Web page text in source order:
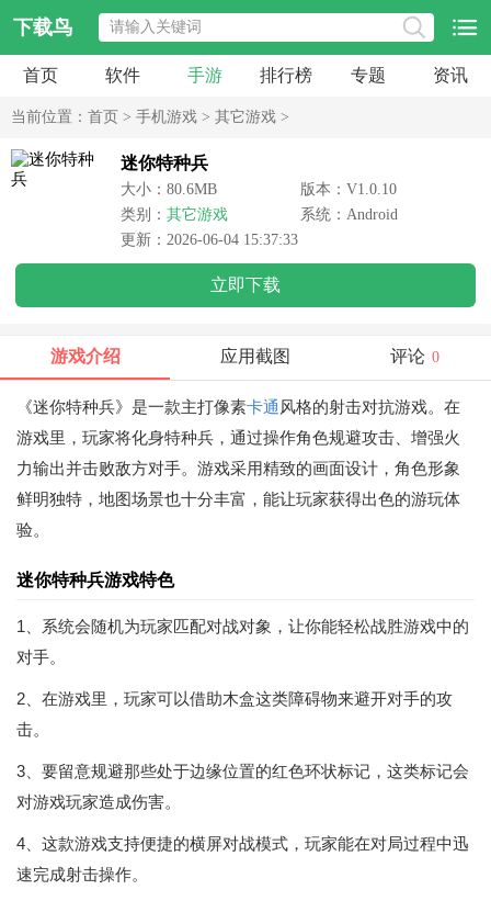
下载鸟
首页 软件 手游 排行榜 专题 资讯
当前位置： 首页 > 手机游戏 > 其它游戏 >
迷你特种兵
大小：80.6MB
版本：V1.0.10
类别： 其它游戏
系统：Android
更新：2026-06-04 15:37:33
立即下载
游戏介绍 应用截图 评论 0
《迷你特种兵》是一款主打像素卡通 风格的射击对抗游戏。在
游戏里，玩家将化身特种兵，通过操作角色规避攻击、增强火
力输出并击败敌方对手。游戏采用精致的画面设计，角色形象
鲜明独特，地图场景也十分丰富，能让玩家获得出色的游玩体
验。
迷你特种兵游戏特色
1、系统会随机为玩家匹配对战对象，让你能轻松战胜游戏中的
对手。
2、在游戏里，玩家可以借助木盒这类障碍物来避开对手的攻
击。
3、要留意规避那些处于边缘位置的红色环状标记，这类标记会
对游戏玩家造成伤害。
4、这款游戏支持便捷的横屏对战模式，玩家能在对局过程中迅
速完成射击操作。